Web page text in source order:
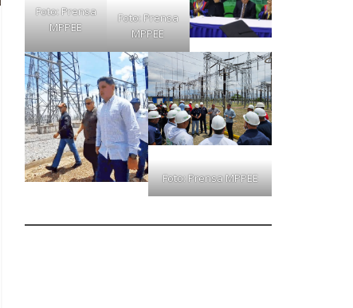
Foto: Prensa
MPPEE
Foto: Prensa
MPPEE
Foto: Prensa MPPEE